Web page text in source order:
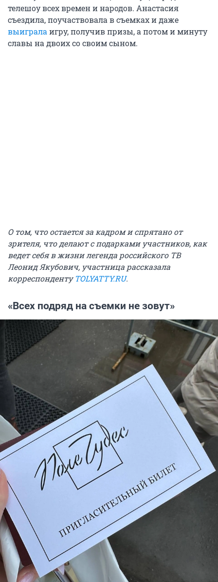
телешоу всех времен и народов. Анастасия
съездила, поучаствовала в съемках и даже
выигралаигру, получив призы, а потом и минуту
славы на двоих со своим сыном.
О том, что остается за кадром и спрятано от
зрителя, что делают с подарками участников, как
ведет себя в жизни легенда российского ТВ
Леонид Якубович, участница рассказала
корреспонденту TOLYATTY.RU.
«Всех подряд на съемки не зовут»